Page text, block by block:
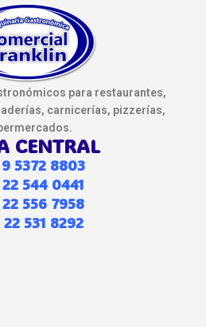
para restaurantes,
carnicerías, pizzerías,
CENTRAL
5372 8803
544 0441
556 7958
531 8292